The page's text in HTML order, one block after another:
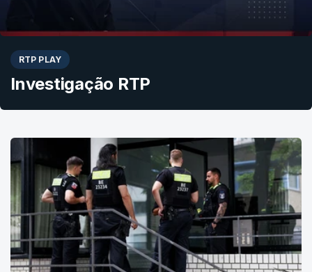
RTP PLAY
Investigação RTP